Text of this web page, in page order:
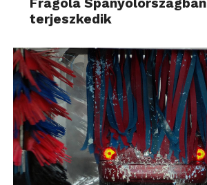
Fragola Spanyolországban
terjeszkedik